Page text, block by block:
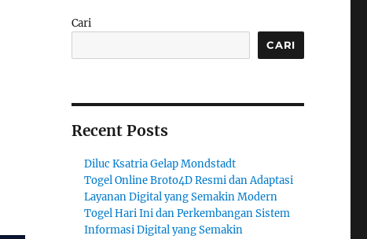
Cari
CARI
Recent Posts
Diluc Ksatria Gelap Mondstadt
Togel Online Broto4D Resmi dan Adaptasi
Layanan Digital yang Semakin Modern
Togel Hari Ini dan Perkembangan Sistem
Informasi Digital yang Semakin